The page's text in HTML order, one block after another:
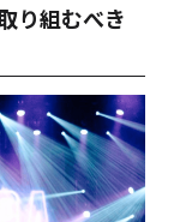
り組むべき